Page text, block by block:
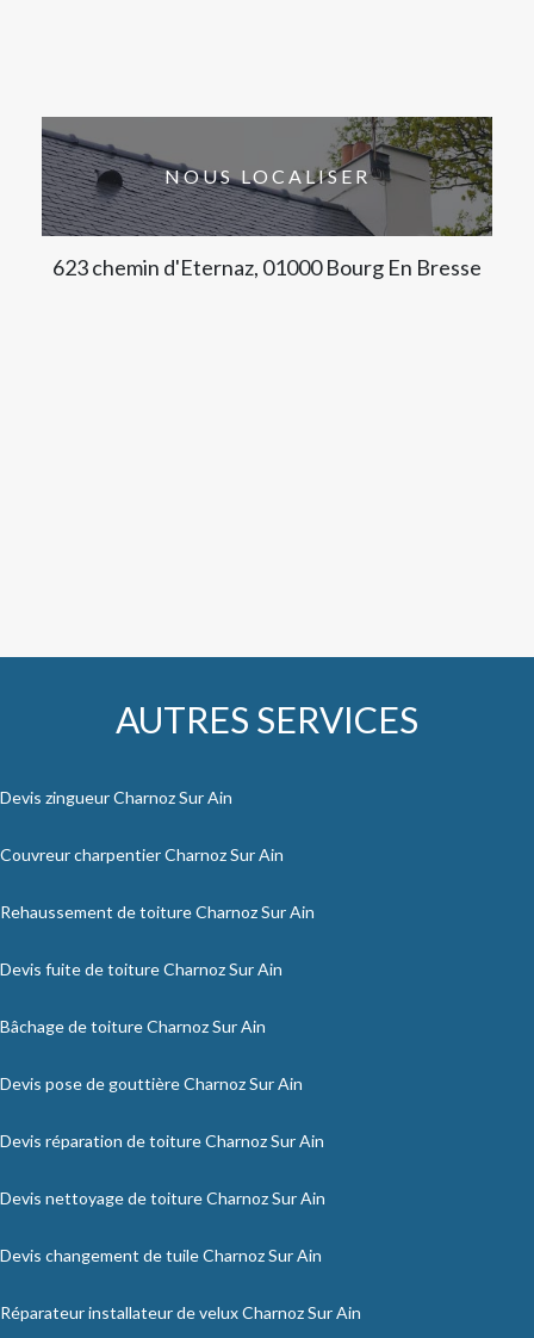
NOUS LOCALISER
623 chemin d'Eternaz, 01000 Bourg En Bresse
AUTRES SERVICES
Devis zingueur Charnoz Sur Ain
Couvreur charpentier Charnoz Sur Ain
Rehaussement de toiture Charnoz Sur Ain
Devis fuite de toiture Charnoz Sur Ain
Bâchage de toiture Charnoz Sur Ain
Devis pose de gouttière Charnoz Sur Ain
Devis réparation de toiture Charnoz Sur Ain
Devis nettoyage de toiture Charnoz Sur Ain
Devis changement de tuile Charnoz Sur Ain
Réparateur installateur de velux Charnoz Sur Ain